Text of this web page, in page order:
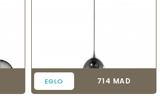
EGLO Prix
714 MAD